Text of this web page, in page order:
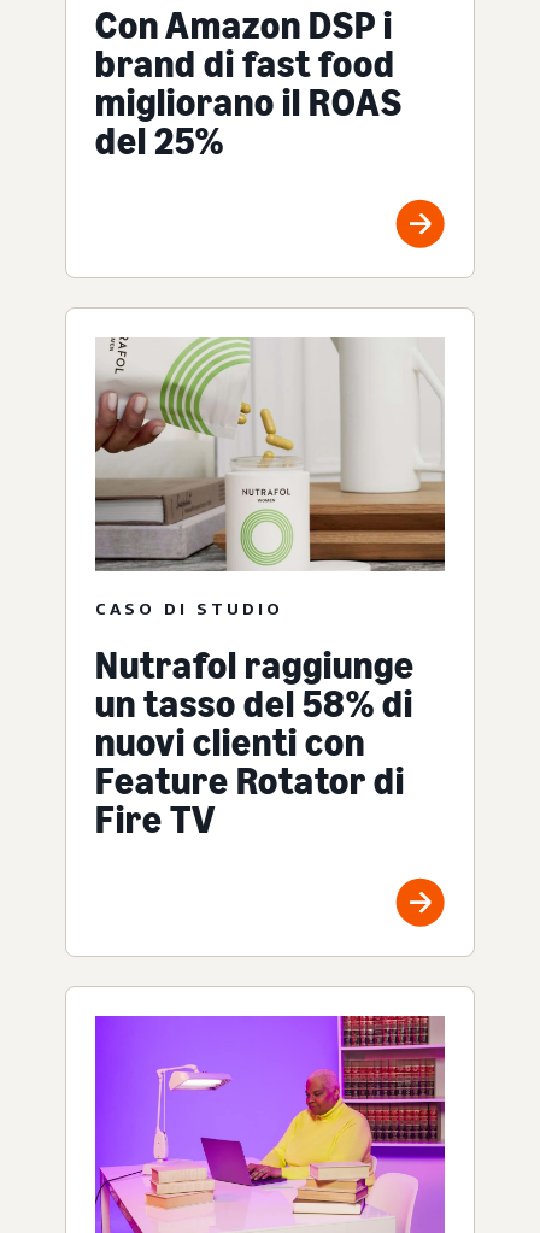
Con Amazon DSP i
brand di fast food
migliorano il ROAS
del 25%
CASO DI STUDIO
Nutrafol raggiunge
un tasso del 58% di
nuovi clienti con
Feature Rotator di
Fire TV